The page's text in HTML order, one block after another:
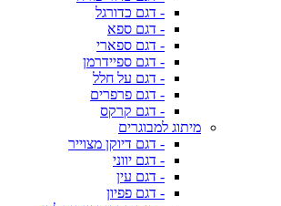
- דגם כדורגל
- דגם ספא
- דגם ספארי
- דגם ספיידרמן
- דגם על חלל
- דגם פרפרים
- דגם קרקס
מיתוג למבוגרים
- דגם דיוקן מצוייר
- דגם יווני
- דגם עין
- דגם פפיון